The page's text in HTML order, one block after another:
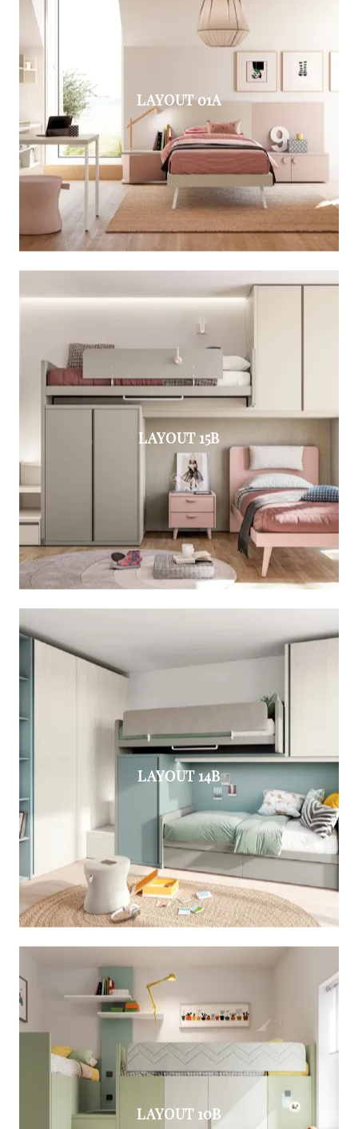
LAYOUT 01A
LAYOUT 15B
LAYOUT 14B
LAYOUT 10B